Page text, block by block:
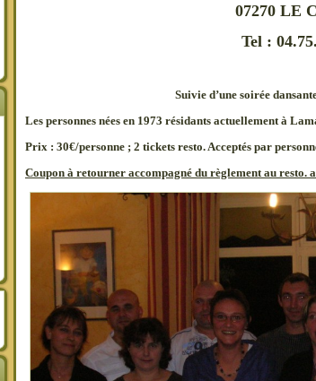
07270 LE
Tel :
Suivie d’une soirée
Les personnes nées en 1973 résidants actuellement à
Prix : 30€/personne ; 2 tickets resto. Acceptés par
Coupon à retourner accompagné du règlement au resto.